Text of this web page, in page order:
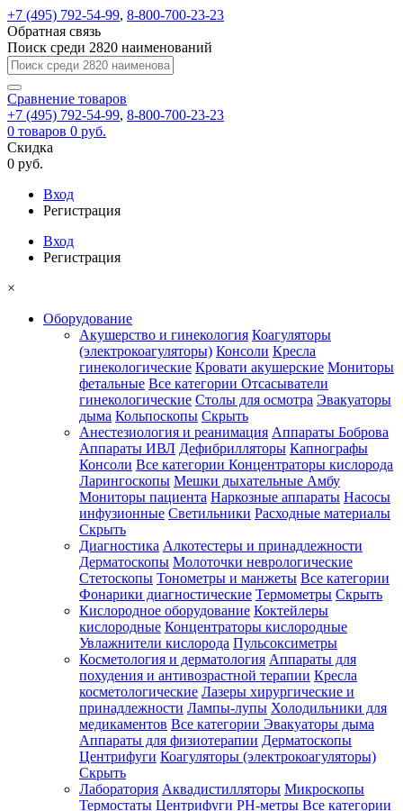
+7 (495) 792-54-99, 8-800-700-23-23
Обратная связь
Поиск среди 2820 наименований
Сравнение товаров
+7 (495) 792-54-99, 8-800-700-23-23
0 товаров 0 руб.
Скидка
0 руб.
Вход
Регистрация
Вход
Регистрация
×
Оборудование
Акушерство и гинекология Коагуляторы
(электрокоагуляторы) Консоли Кресла
гинекологические Кровати акушерские Мониторы
фетальные Все категории Отсасыватели
гинекологические Столы для осмотра Эвакуаторы
дыма Кольпоскопы Скрыть
Анестезиология и реанимация Аппараты Боброва
Аппараты ИВЛ Дефибрилляторы Капнографы
Консоли Все категории Концентраторы кислорода
Ларингоскопы Мешки дыхательные Амбу
Мониторы пациента Наркозные аппараты Насосы
инфузионные Светильники Расходные материалы
Скрыть
Диагностика Алкотестеры и принадлежности
Дерматоскопы Молоточки неврологические
Стетоскопы Тонометры и манжеты Все категории
Фонарики диагностические Термометры Скрыть
Кислородное оборудование Коктейлеры
кислородные Концентраторы кислородные
Увлажнители кислорода Пульсоксиметры
Косметология и дерматология Аппараты для
похудения и антивозрастной терапии Кресла
косметологические Лазеры хирургические и
принадлежности Лампы-лупы Холодильники для
медикаментов Все категории Эвакуаторы дыма
Аппараты для физиотерапии Дерматоскопы
Центрифуги Коагуляторы (электрокоагуляторы)
Скрыть
Лаборатория Аквадистилляторы Микроскопы
Термостаты Центрифуги PH-метры Все категории